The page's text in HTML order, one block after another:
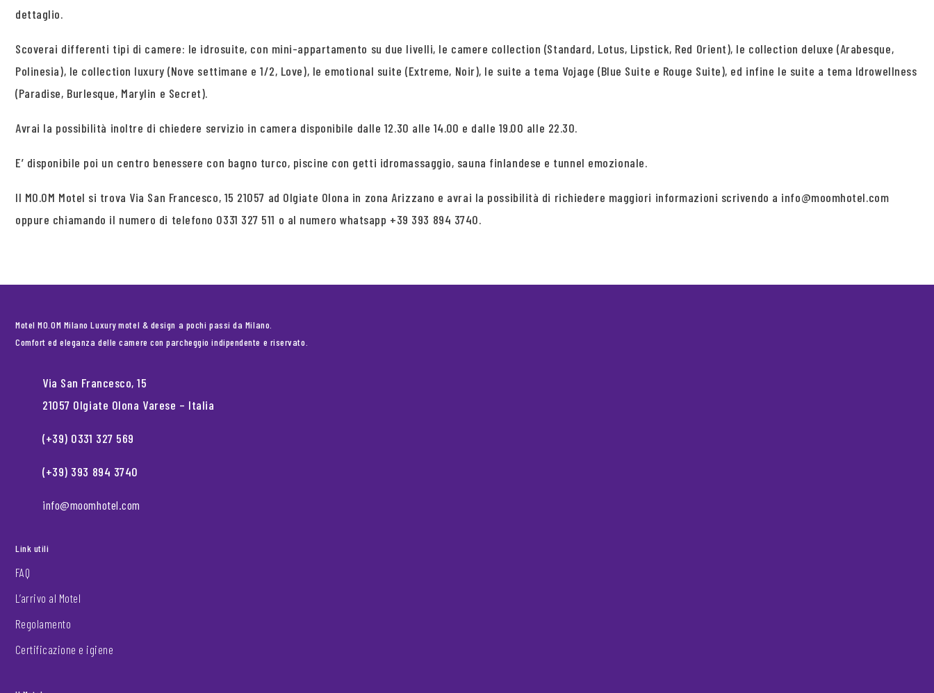
dettaglio.
Scoverai differenti tipi di camere: le idrosuite, con mini-appartamento su due livelli, le camere collection (Standard, Lotus, Lipstick, Red Orient), le collection deluxe (Arabesque,
Polinesia), le collection luxury (Nove settimane e 1/2, Love), le emotional suite (Extreme, Noir), le suite a tema Vojage (Blue Suite e Rouge Suite), ed infine le suite a tema Idrowellness
(Paradise, Burlesque, Marylin e Secret).
Avrai la possibilità inoltre di chiedere servizio in camera disponibile dalle 12.30 alle 14.00 e dalle 19.00 alle 22.30.
E’ disponibile poi un centro benessere con bagno turco, piscine con getti idromassaggio, sauna finlandese e tunnel emozionale.
Il MO.OM Motel si trova Via San Francesco, 15 21057 ad Olgiate Olona in zona Arizzano e avrai la possibilità di richiedere maggiori informazioni scrivendo a info@moomhotel.com
oppure chiamando il numero di telefono 0331 327 511 o al numero whatsapp +39 393 894 3740.
Motel MO.OM Milano Luxury motel & design a pochi passi da Milano.
Comfort ed eleganza delle camere con parcheggio indipendente e riservato.
Via San Francesco, 15
21057 Olgiate Olona Varese – Italia
(+39) 0331 327 569
(+39) 393 894 3740
info@moomhotel.com
Link utili
FAQ
L’arrivo al Motel
Regolamento
Certificazione e igiene